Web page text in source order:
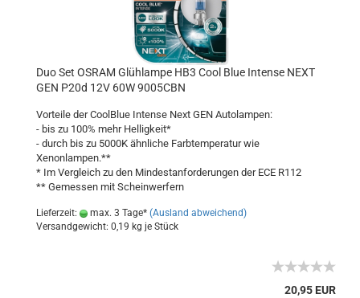
Duo Set OSRAM Glühlampe HB3 Cool Blue Intense NEXT
GEN P20d 12V 60W 9005CBN
Vorteile der CoolBlue Intense Next GEN Autolampen:
- bis zu 100% mehr Helligkeit*
- durch bis zu 5000K ähnliche Farbtemperatur wie
Xenonlampen.**
* Im Vergleich zu den Mindestanforderungen der ECE R112
** Gemessen mit Scheinwerfern
Lieferzeit: max. 3 Tage* (Ausland abweichend)
Versandgewicht: 0,19 kg je Stück
20,95 EUR